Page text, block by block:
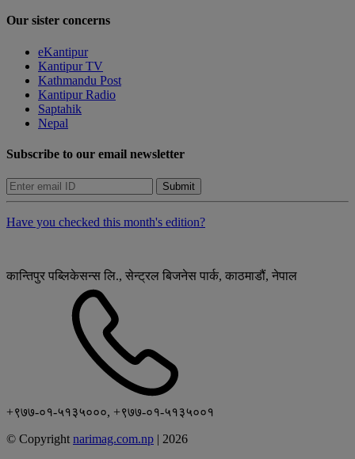
Our sister concerns
eKantipur
Kantipur TV
Kathmandu Post
Kantipur Radio
Saptahik
Nepal
Subscribe to our email newsletter
Submit
Have you checked this month's edition?
कान्तिपुर पब्लिकेसन्स लि., सेन्ट्रल बिजनेस पार्क, काठमाडौं, नेपाल
+९७७-०१-५१३५०००, +९७७-०१-५१३५००१
© Copyright narimag.com.np | 2026